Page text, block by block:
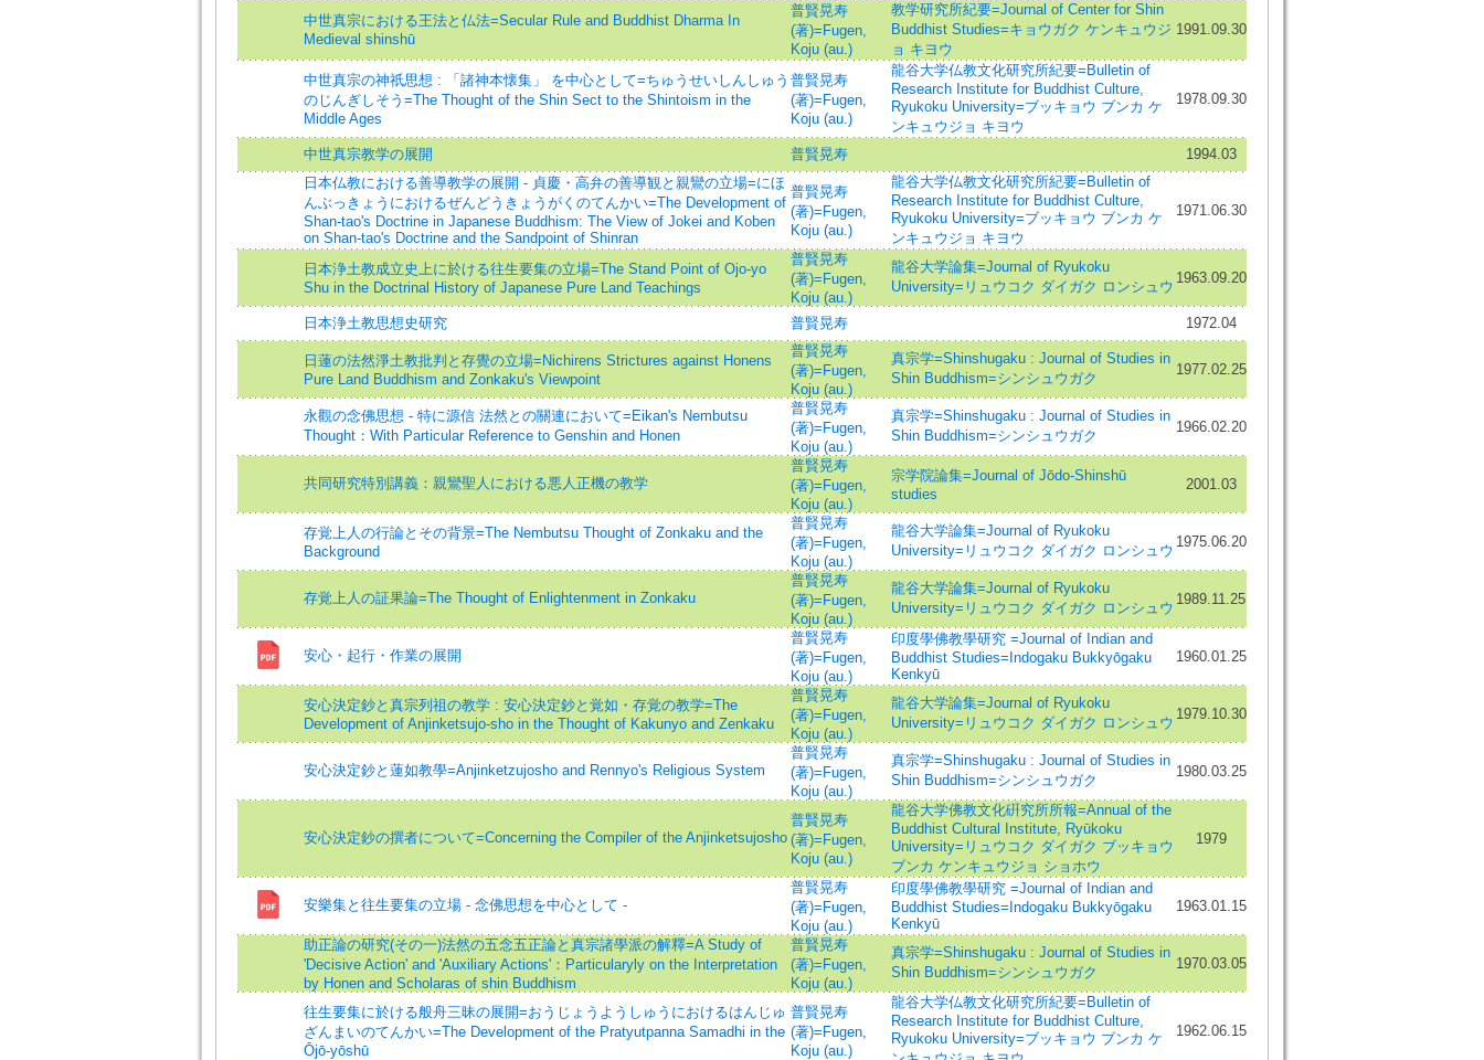
中世真宗における王法と仏法=Secular Rule and Buddhist Dharma In
Medieval shinshū
普賢晃寿
(著)=Fugen,
Koju (au.)
教学研究所紀要=Journal of Center for Shin
Buddhist Studies=キョウガク ケンキュウジ
ョ キヨウ
1991.09.30
中世真宗の神祇思想 : 「諸神本懐集」 を中心として=ちゅうせいしんしゅう
のじんぎしそう=The Thought of the Shin Sect to the Shintoism in the
Middle Ages
普賢晃寿
(著)=Fugen,
Koju (au.)
龍谷大学仏教文化研究所紀要=Bulletin of
Research Institute for Buddhist Culture,
Ryukoku University=ブッキョウ ブンカ ケ
ンキュウジョ キヨウ
1978.09.30
中世真宗教学の展開 普賢晃寿
1994.03
日本仏教における善導教学の展開 - 貞慶・高弁の善導観と親鸞の立場=にほ
んぶっきょうにおけるぜんどうきょうがくのてんかい=The Development of
Shan-tao's Doctrine in Japanese Buddhism: The View of Jokei and Koben
on Shan-tao's Doctrine and the Sandpoint of Shinran
普賢晃寿
(著)=Fugen,
Koju (au.)
龍谷大学仏教文化研究所紀要=Bulletin of
Research Institute for Buddhist Culture,
Ryukoku University=ブッキョウ ブンカ ケ
ンキュウジョ キヨウ
1971.06.30
日本浄土教成立史上に於ける往生要集の立場=The Stand Point of Ojo-yo
Shu in the Doctrinal History of Japanese Pure Land Teachings
普賢晃寿
(著)=Fugen,
Koju (au.)
龍谷大学論集=Journal of Ryukoku
University=リュウコク ダイガク ロンシュウ
1963.09.20
日本浄土教思想史研究 普賢晃寿 1972.04
日蓮の法然淨土教批判と存覺の立場=Nichirens Strictures against Honens
Pure Land Buddhism and Zonkaku's Viewpoint
普賢晃寿
(著)=Fugen,
Koju (au.)
真宗学=Shinshugaku : Journal of Studies in
Shin Buddhism=シンシュウガク
1977.02.25
永觀の念佛思想 - 特に源信 法然との關連において=Eikan's Nembutsu
Thought：With Particular Reference to Genshin and Honen
普賢晃寿
(著)=Fugen,
Koju (au.)
真宗学=Shinshugaku : Journal of Studies in
Shin Buddhism=シンシュウガク
1966.02.20
共同研究特別講義：親鸞聖人における悪人正機の教学
普賢晃寿
(著)=Fugen,
Koju (au.)
宗学院論集=Journal of Jōdo-Shinshū
studies
2001.03
存覚上人の行論とその背景=The Nembutsu Thought of Zonkaku and the
Background
普賢晃寿
(著)=Fugen,
Koju (au.)
龍谷大学論集=Journal of Ryukoku
University=リュウコク ダイガク ロンシュウ
1975.06.20
存覚上人の証果論=The Thought of Enlightenment in Zonkaku
普賢晃寿
(著)=Fugen,
Koju (au.)
龍谷大学論集=Journal of Ryukoku
University=リュウコク ダイガク ロンシュウ
1989.11.25
安心・起行・作業の展開
普賢晃寿
(著)=Fugen,
Koju (au.)
印度學佛教學研究 =Journal of Indian and
Buddhist Studies=Indogaku Bukkyōgaku
Kenkyū
1960.01.25
安心決定鈔と真宗列祖の教学 : 安心決定鈔と覚如・存覚の教学=The
Development of Anjinketsujo-sho in the Thought of Kakunyo and Zenkaku
普賢晃寿
(著)=Fugen,
Koju (au.)
龍谷大学論集=Journal of Ryukoku
University=リュウコク ダイガク ロンシュウ
1979.10.30
安心決定鈔と蓮如教學=Anjinketzujosho and Rennyo's Religious System
普賢晃寿
(著)=Fugen,
Koju (au.)
真宗学=Shinshugaku : Journal of Studies in
Shin Buddhism=シンシュウガク
1980.03.25
安心決定鈔の撰者について=Concerning the Compiler of the Anjinketsujosho
普賢晃寿
(著)=Fugen,
Koju (au.)
龍谷大学佛教文化硏究所所報=Annual of the
Buddhist Cultural Institute, Ryūkoku
University=リュウコク ダイガク ブッキョウ
ブンカ ケンキュウジョ ショホウ
1979
安樂集と往生要集の立場 - 念佛思想を中心として -
普賢晃寿
(著)=Fugen,
Koju (au.)
印度學佛教學研究 =Journal of Indian and
Buddhist Studies=Indogaku Bukkyōgaku
Kenkyū
1963.01.15
助正論の研究(その一)法然の五念五正論と真宗諸學派の解釋=A Study of
'Decisive Action' and 'Auxiliary Actions'：Particularyly on the Interpretation
by Honen and Scholaras of shin Buddhism
普賢晃寿
(著)=Fugen,
Koju (au.)
真宗学=Shinshugaku : Journal of Studies in
Shin Buddhism=シンシュウガク
1970.03.05
往生要集に於ける般舟三昧の展開=おうじょうようしゅうにおけるはんじゅ
ざんまいのてんかい=The Development of the Pratyutpanna Samadhi in the
Ōjō-yōshū
普賢晃寿
(著)=Fugen,
Koju (au.)
龍谷大学仏教文化研究所紀要=Bulletin of
Research Institute for Buddhist Culture,
Ryukoku University=ブッキョウ ブンカ ケ
1962.06.15